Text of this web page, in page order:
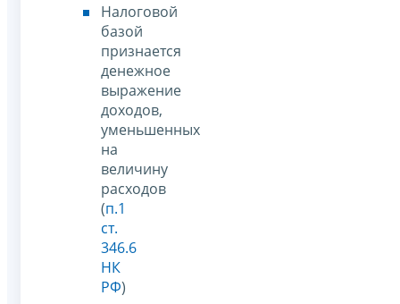
Налоговой
базой
признается
денежное
выражение
доходов,
уменьшенных
на
величину
расходов
(п.1
ст.
346.6
НК
РФ)